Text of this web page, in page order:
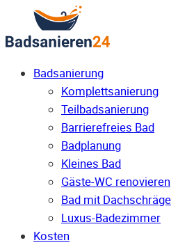
Badsanierung
Komplettsanierung
Teilbadsanierung
Barrierefreies Bad
Badplanung
Kleines Bad
Gäste-WC renovieren
Bad mit Dachschräge
Luxus-Badezimmer
Kosten